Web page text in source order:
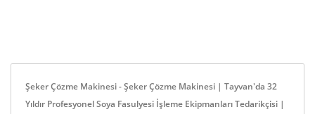
Şeker Çözme Makinesi - Şeker Çözme Makinesi | Tayvan'da 32
Yıldır Profesyonel Soya Fasulyesi İşleme Ekipmanları Tedarikçisi |